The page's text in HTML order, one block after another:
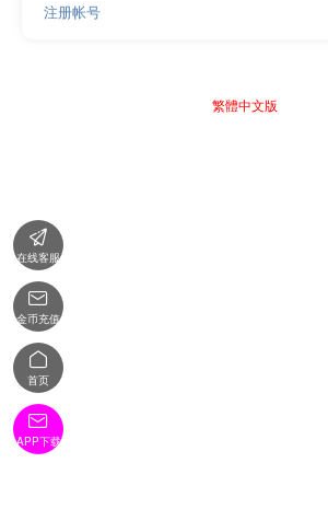
注册帐号
繁體中文版

在线客服

金币充值

首页

APP下载